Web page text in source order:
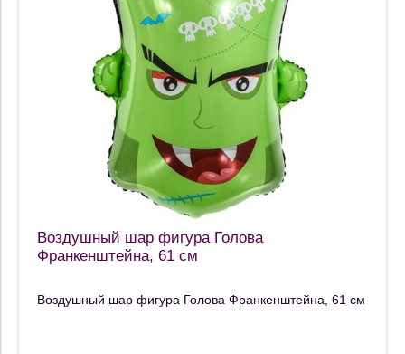
Воздушный шар фигура Голова
Франкенштейна, 61 см
Воздушный шар фигура Голова Франкенштейна, 61 см